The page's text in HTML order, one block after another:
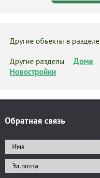
Другие объекты в разделе
Другие разделы Дома
Новостройки
Обратная связь